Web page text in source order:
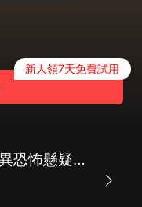
新人領7天免費試用
陰陽詭事｜民間靈異恐怖懸疑故事